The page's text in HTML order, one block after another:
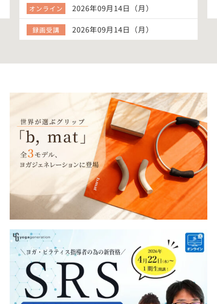
オンライン 2026年09月14日（月）
録画受講 2026年09月14日（月）